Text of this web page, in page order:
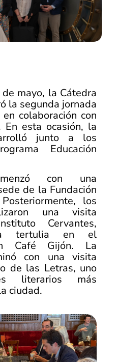
mayo, la Cátedra
la segunda jornada
en colaboración con
En esta ocasión, la
junto a los
Educación
con una
de la Fundación
los
una visita
Cervantes,
tertulia en el
Café Gijón. La
con una visita
de las Letras, uno
literarios más
ciudad.